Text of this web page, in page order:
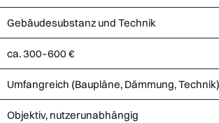
Gebäudesubstanz und Technik
ca. 300–600 €
Umfangreich (Baupläne, Dämmung, Technik)
Objektiv, nutzerunabhängig